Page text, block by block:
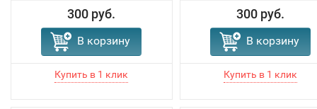
300 руб.
В корзину
300 руб.
В корзину